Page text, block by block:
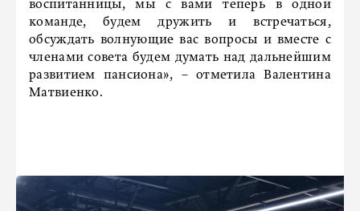
воспитанницы, мы с вами теперь в одной
команде, будем дружить и встречаться,
обсуждать волнующие вас вопросы и вместе с
членами совета будем думать над дальнейшим
развитием пансиона», – отметила Валентина
Матвиенко.